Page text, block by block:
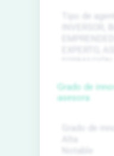
Grado de
asesora